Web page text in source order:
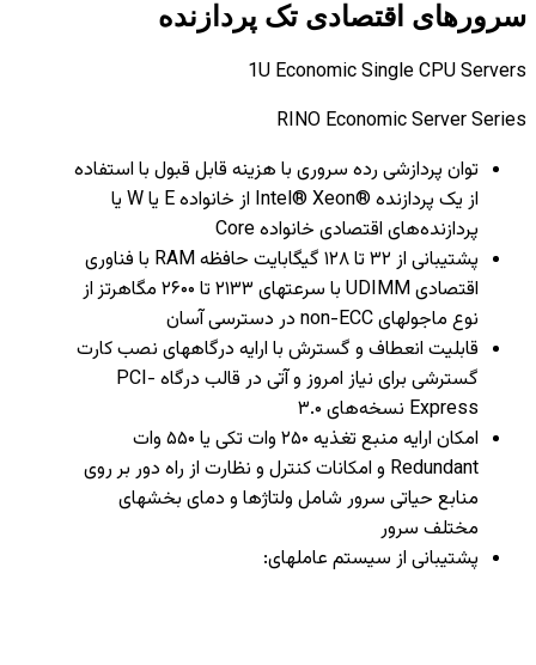
سرورهای اقتصادی تک پردازنده
1U Economic Single CPU Servers
RINO Economic Server Series
توان پردازشی رده سروری با هزینه قابل قبول با استفاده
از یک پردازنده ®Intel® Xeon از خانواده E یا W یا
پردازنده‌های اقتصادی خانواده Core
پشتیبانی از ۳۲ تا ۱۲۸ گیگابایت حافظه RAM با فناوری
اقتصادی UDIMM با سرعتهای ۲۱۳۳ تا ۲۶۰۰ مگاهرتز از
نوع ماجولهای non-ECC در دسترسی آسان
قابلیت انعطاف و گسترش با ارایه درگاههای نصب کارت
گسترشی برای نیاز امروز و آتی در قالب درگاه PCI-
Express نسخه‌های ۳.۰
امکان ارایه منبع تغذیه ۲۵۰ وات تکی یا ۵۵۰ وات
Redundant و امکانات کنترل و نظارت از راه دور بر روی
منابع حیاتی سرور شامل ولتاژها و دمای بخشهای
مختلف سرور
پشتیبانی از سیستم عاملهای: